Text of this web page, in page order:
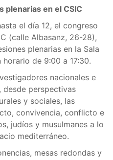
plenarias en el CSIC
el día 12, el congreso
(calle Albasanz, 26-28),
plenarias en la Sala
horario de 9:00 a 17:30.
nacionales e
desde perspectivas
y sociales, las
convivencia, conflicto e
judíos y musulmanes a lo
mediterráneo.
mesas redondas y